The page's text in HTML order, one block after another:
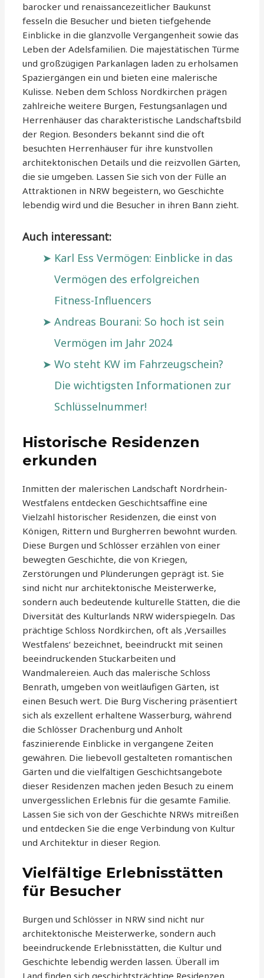
barocker und renaissancezeitlicher Baukunst
fesseln die Besucher und bieten tiefgehende
Einblicke in die glanzvolle Vergangenheit sowie das
Leben der Adelsfamilien. Die majestätischen Türme
und großzügigen Parkanlagen laden zu erholsamen
Spaziergängen ein und bieten eine malerische
Kulisse. Neben dem Schloss Nordkirchen prägen
zahlreiche weitere Burgen, Festungsanlagen und
Herrenhäuser das charakteristische Landschaftsbild
der Region. Besonders bekannt sind die oft
besuchten Herrenhäuser für ihre kunstvollen
architektonischen Details und die reizvollen Gärten,
die sie umgeben. Lassen Sie sich von der Fülle an
Attraktionen in NRW begeistern, wo Geschichte
lebendig wird und die Besucher in ihren Bann zieht.
Auch interessant:
Karl Ess Vermögen: Einblicke in das
Vermögen des erfolgreichen
Fitness-Influencers
Andreas Bourani: So hoch ist sein
Vermögen im Jahr 2024
Wo steht KW im Fahrzeugschein?
Die wichtigsten Informationen zur
Schlüsselnummer!
Historische Residenzen
erkunden
Inmitten der malerischen Landschaft Nordrhein-
Westfalens entdecken Geschichtsaffine eine
Vielzahl historischer Residenzen, die einst von
Königen, Rittern und Burgherren bewohnt wurden.
Diese Burgen und Schlösser erzählen von einer
bewegten Geschichte, die von Kriegen,
Zerstörungen und Plünderungen geprägt ist. Sie
sind nicht nur architektonische Meisterwerke,
sondern auch bedeutende kulturelle Stätten, die die
Diversität des Kulturlands NRW widerspiegeln. Das
prächtige Schloss Nordkirchen, oft als ‚Versailles
Westfalens‘ bezeichnet, beeindruckt mit seinen
beeindruckenden Stuckarbeiten und
Wandmalereien. Auch das malerische Schloss
Benrath, umgeben von weitläufigen Gärten, ist
einen Besuch wert. Die Burg Vischering präsentiert
sich als exzellent erhaltene Wasserburg, während
die Schlösser Drachenburg und Anholt
faszinierende Einblicke in vergangene Zeiten
gewähren. Die liebevoll gestalteten romantischen
Gärten und die vielfältigen Geschichtsangebote
dieser Residenzen machen jeden Besuch zu einem
unvergesslichen Erlebnis für die gesamte Familie.
Lassen Sie sich von der Geschichte NRWs mitreißen
und entdecken Sie die enge Verbindung von Kultur
und Architektur in dieser Region.
Vielfältige Erlebnisstätten
für Besucher
Burgen und Schlösser in NRW sind nicht nur
architektonische Meisterwerke, sondern auch
beeindruckende Erlebnisstätten, die Kultur und
Geschichte lebendig werden lassen. Überall im